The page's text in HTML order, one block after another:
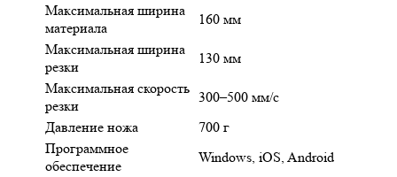
Максимальная ширина
материала
160 мм
Максимальная ширина
резки
130 мм
Максимальная скорость
резки
300–500 мм/с
Давление ножа
700 г
Программное
обеспечение
Windows, iOS, Android